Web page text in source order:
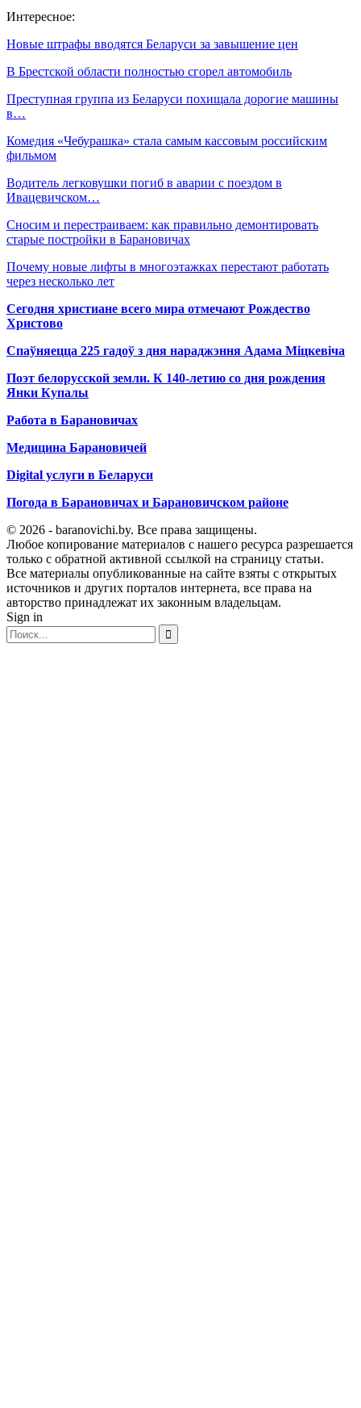
Интересное:
Новые штрафы вводятся Беларуси за завышение цен
В Брестской области полностью сгорел автомобиль
Преступная группа из Беларуси похищала дорогие машины
в…
Комедия «Чебурашка» стала самым кассовым российским
фильмом
Водитель легковушки погиб в аварии с поездом в
Ивацевичском…
Сносим и перестраиваем: как правильно демонтировать
старые постройки в Барановичах
Почему новые лифты в многоэтажках перестают работать
через несколько лет
Сегодня христиане всего мира отмечают Рождество
Христово
Спаўняецца 225 гадоў з дня нараджэння Адама Міцкевіча
Поэт белорусской земли. К 140-летию со дня рождения
Янки Купалы
Работа в Барановичах
Медицина Барановичей
Digital услуги в Беларуси
Погода в Барановичах и Барановичском районе
© 2026 - baranovichi.by. Все права защищены.
Любое копирование материалов с нашего ресурса разрешается
только с обратной активной ссылкой на страницу статьи.
Все материалы опубликованные на сайте взяты с открытых
источников и других порталов интернета, все права на
авторство принадлежат их законным владельцам.
Sign in